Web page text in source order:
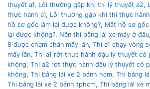
thuyết a1, Lỗi thường gặp khi thi lý thuyết a2,
thực hành a1, Lỗi thường gặp khi thi thực
hồ sơ gốc làm lại được không?, Mất hồ sơ
lại được không?, Nên thì bằng lái xe máy ở đâu,
8 được chạm chân mấy lần, Thi a1 chạy vòng
mấy lần, Thi a1 rớt thực hành đậu lý thuyết có
không, Thi a2 rớt thực hành đậu lý thuyết có
không, Thi bằng lái xe 2 bánh hcm, Thi bằng
Thi bằng lái xe 2 bánh tphcm, Thi bằng lái xe